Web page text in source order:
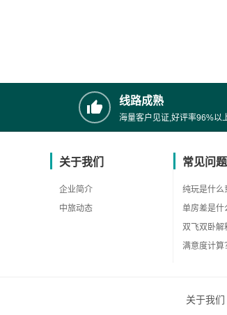
线路成熟
海量客户见证,好评率96%以
关于我们
企业简介
中旅动态
常见问题
纯玩是什么
单房差是什
双飞双卧解
满意度计算
关于我们